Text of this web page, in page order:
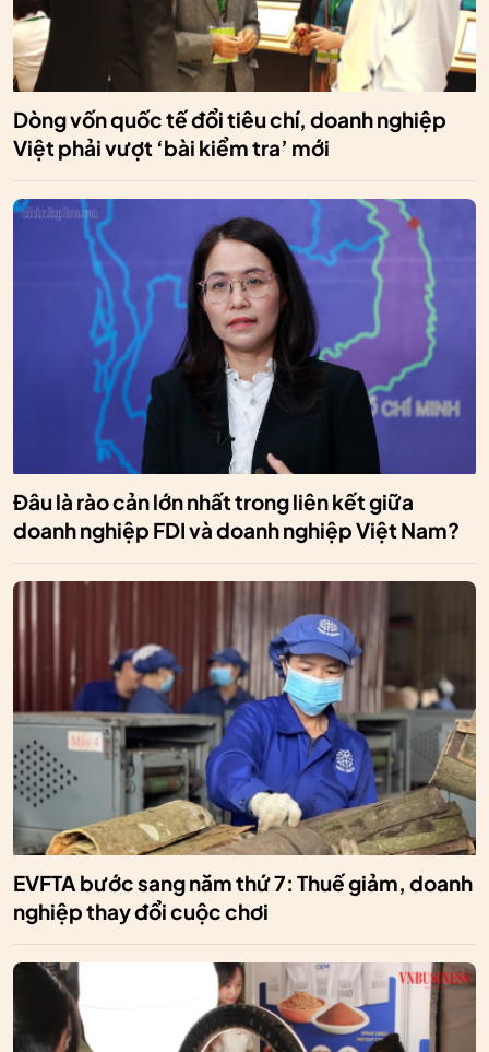
Dòng vốn quốc tế đổi tiêu chí, doanh nghiệp
Việt phải vượt ‘bài kiểm tra’ mới
Đâu là rào cản lớn nhất trong liên kết giữa
doanh nghiệp FDI và doanh nghiệp Việt Nam?
EVFTA bước sang năm thứ 7: Thuế giảm, doanh
nghiệp thay đổi cuộc chơi